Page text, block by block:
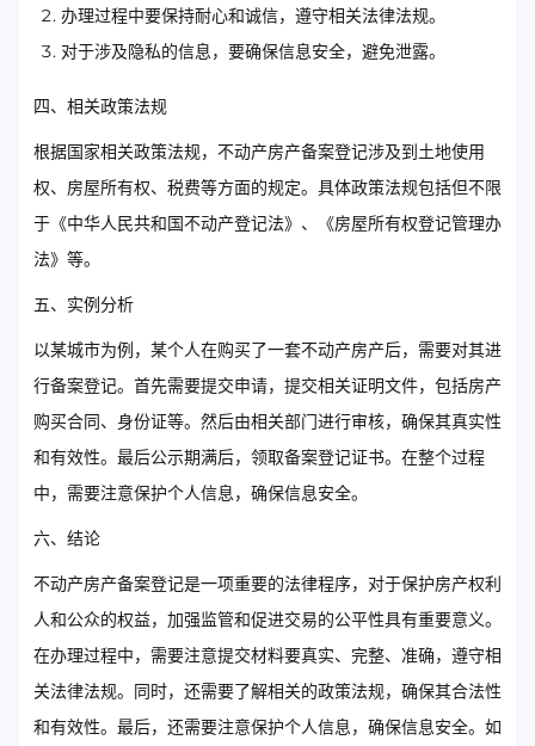
办理过程中要保持耐心和诚信，遵守相关法律法规。
对于涉及隐私的信息，要确保信息安全，避免泄露。
四、相关政策法规
根据国家相关政策法规，不动产房产备案登记涉及到土地使用
权、房屋所有权、税费等方面的规定。具体政策法规包括但不限
于《中华人民共和国不动产登记法》、《房屋所有权登记管理办
法》等。
五、实例分析
以某城市为例，某个人在购买了一套不动产房产后，需要对其进
行备案登记。首先需要提交申请，提交相关证明文件，包括房产
购买合同、身份证等。然后由相关部门进行审核，确保其真实性
和有效性。最后公示期满后，领取备案登记证书。在整个过程
中，需要注意保护个人信息，确保信息安全。
六、结论
不动产房产备案登记是一项重要的法律程序，对于保护房产权利
人和公众的权益，加强监管和促进交易的公平性具有重要意义。
在办理过程中，需要注意提交材料要真实、完整、准确，遵守相
关法律法规。同时，还需要了解相关的政策法规，确保其合法性
和有效性。最后，还需要注意保护个人信息，确保信息安全。如